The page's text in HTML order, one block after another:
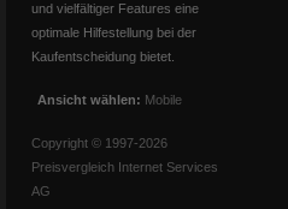
und vielfältiger Features eine
optimale Hilfestellung bei der
Kaufentscheidung bietet.
Ansicht wählen: Mobile
Copyright © 1997-2026
Preisvergleich Internet Services
AG